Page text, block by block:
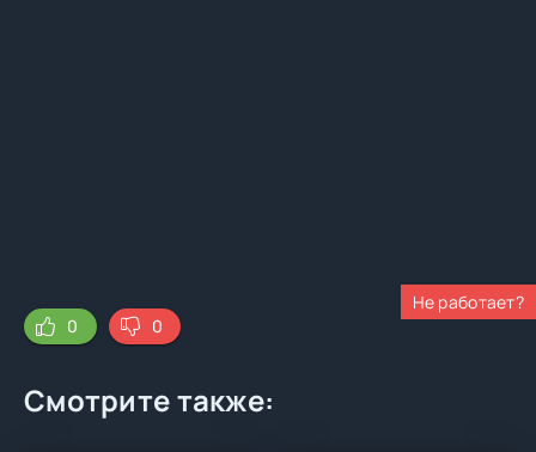
Не работает?
0
0
Смотрите также: